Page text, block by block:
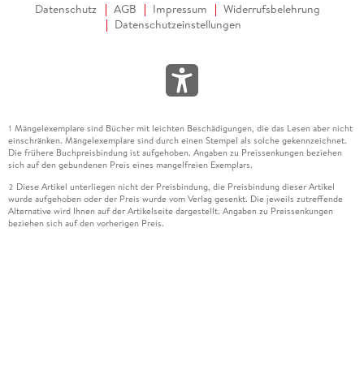
Datenschutz AGB Impressum
Widerrufsbelehrung
Datenschutzeinstellungen
1 Mängelexemplare sind Bücher mit leichten Beschädigungen, die das Lesen aber nicht
einschränken. Mängelexemplare sind durch einen Stempel als solche gekennzeichnet.
Die frühere Buchpreisbindung ist aufgehoben. Angaben zu Preissenkungen beziehen
sich auf den gebundenen Preis eines mangelfreien Exemplars.
2 Diese Artikel unterliegen nicht der Preisbindung, die Preisbindung dieser Artikel
wurde aufgehoben oder der Preis wurde vom Verlag gesenkt. Die jeweils zutreffende
Alternative wird Ihnen auf der Artikelseite dargestellt. Angaben zu Preissenkungen
beziehen sich auf den vorherigen Preis.